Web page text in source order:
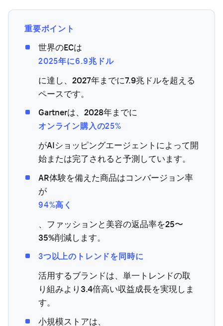
重要ポイント
世界のECは
2025年に6.9兆ドル
に達し、2027年までに7.9兆ドルを超える
ペースです。
Gartnerは、2028年までに
オンライン購入の25%
がAIショッピングエージェントによって開
始または完了されると予測しています。
AR体験を備えた商品はコンバージョン率
が
94%高く
、ファッションと美容の返品率を25〜
35%削減します。
3つ以上のトレンドを同時に
活用するブランドは、単一トレンドの取
り組みより3.4倍高い収益成長を実現しま
す。
小規模ストアは、